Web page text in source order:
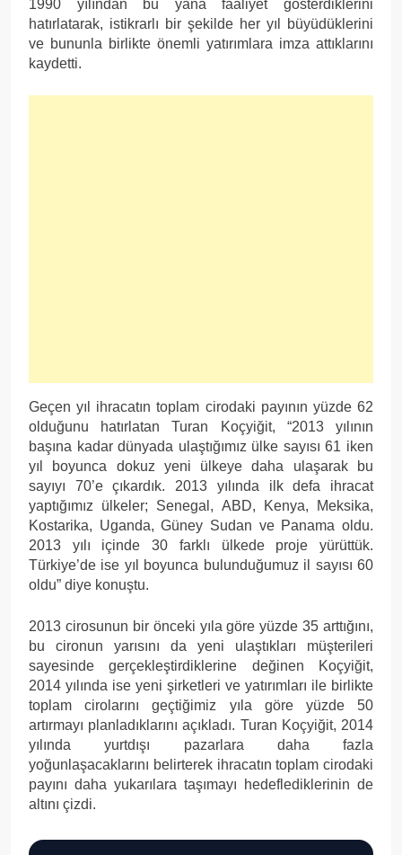
1990 yılından bu yana faaliyet gösterdiklerini
hatırlatarak, istikrarlı bir şekilde her yıl büyüdüklerini
ve bununla birlikte önemli yatırımlara imza attıklarını
kaydetti.
Geçen yıl ihracatın toplam cirodaki payının yüzde 62
olduğunu hatırlatan Turan Koçyiğit, “2013 yılının
başına kadar dünyada ulaştığımız ülke sayısı 61 iken
yıl boyunca dokuz yeni ülkeye daha ulaşarak bu
sayıyı 70’e çıkardık. 2013 yılında ilk defa ihracat
yaptığımız ülkeler; Senegal, ABD, Kenya, Meksika,
Kostarika, Uganda, Güney Sudan ve Panama oldu.
2013 yılı içinde 30 farklı ülkede proje yürüttük.
Türkiye’de ise yıl boyunca bulunduğumuz il sayısı 60
oldu” diye konuştu.
2013 cirosunun bir önceki yıla göre yüzde 35 arttığını,
bu cironun yarısını da yeni ulaştıkları müşterileri
sayesinde gerçekleştirdiklerine değinen Koçyiğit,
2014 yılında ise yeni şirketleri ve yatırımları ile birlikte
toplam cirolarını geçtiğimiz yıla göre yüzde 50
artırmayı planladıklarını açıkladı. Turan Koçyiğit, 2014
yılında yurtdışı pazarlara daha fazla
yoğunlaşacaklarını belirterek ihracatın toplam cirodaki
payını daha yukarılara taşımayı hedeflediklerinin de
altını çizdi.